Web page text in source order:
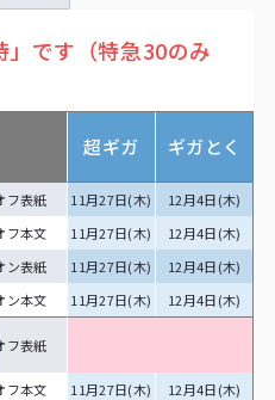
超ギガ ギガとく
フ表紙 11月27日(木) 12月4日(木)
フ本文
11月27日(木) 12月4日(木)
ン表紙
11月27日(木) 12月4日(木)
ン本文
11月27日(木) 12月4日(木)
フ表紙
フ本文 11月27日(木) 12月4日(木)
です（特急30のみ